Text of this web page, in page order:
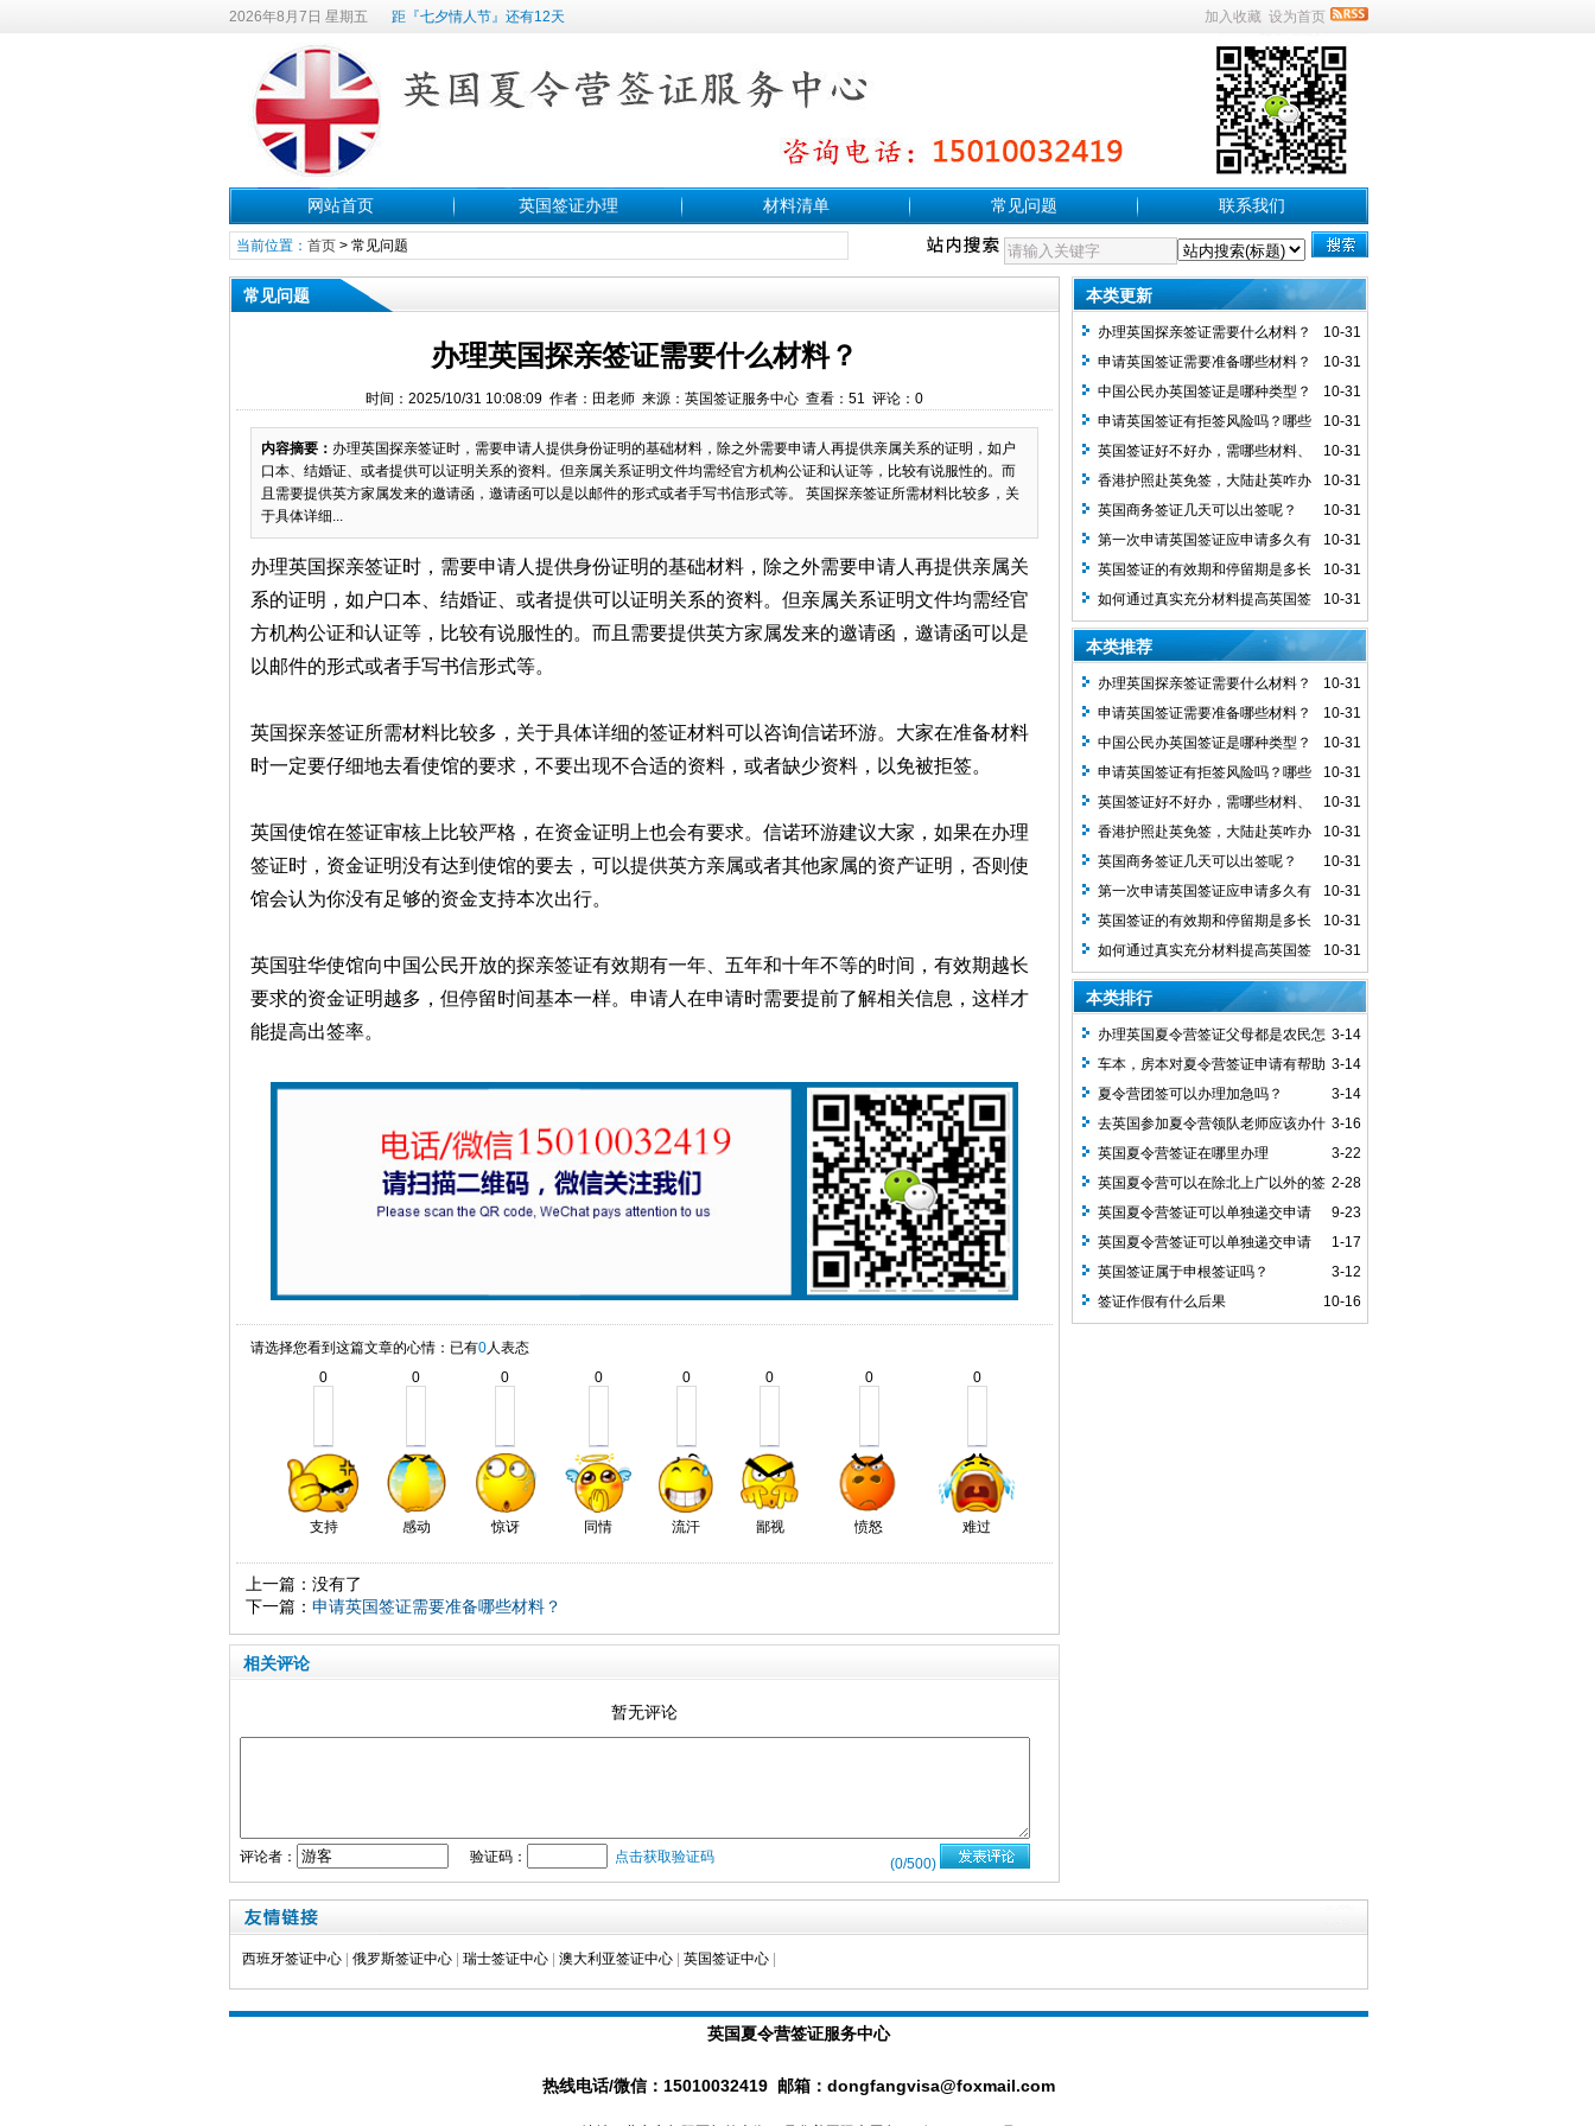
2026年8月7日 星期五 距『七夕情人节』还有12天 加入收藏 设为首页
网站首页 英国签证办理 材料清单 常见问题 联系我们
当前位置： 首页> 常见问题
常见问题
办理英国探亲签证需要什么材料？
时间：2025/10/31 10:08:09 作者：田老师 来源：英国签证服务中心 查看：51 评论：0
内容摘要： 办理英国探亲签证时，需要申请人提供身份证明的基础材料，除之外需要申请人再提供亲属关系的证明，如户
口本、结婚证、或者提供可以证明关系的资料。但亲属关系证明文件均需经官方机构公证和认证等，比较有说服性的。而
且需要提供英方家属发来的邀请函，邀请函可以是以邮件的形式或者手写书信形式等。 英国探亲签证所需材料比较多，关
于具体详细...
办理英国探亲签证时，需要申请人提供身份证明的基础材料，除之外需要申请人再提供亲属关
系的证明，如户口本、结婚证、或者提供可以证明关系的资料。但亲属关系证明文件均需经官
方机构公证和认证等，比较有说服性的。而且需要提供英方家属发来的邀请函，邀请函可以是
以邮件的形式或者手写书信形式等。
英国探亲签证所需材料比较多，关于具体详细的签证材料可以咨询信诺环游。大家在准备材料
时一定要仔细地去看使馆的要求，不要出现不合适的资料，或者缺少资料，以免被拒签。
英国使馆在签证审核上比较严格，在资金证明上也会有要求。 信诺环游建议大家，如果在办理
签证时，资金证明没有达到使馆的要去，可以提供英方亲属或者其他家属的资产证明，否则使
馆会认为你没有足够的资金支持本次出行。
英国驻华使馆向中国公民开放的探亲签证有效期有一年、五年和十年不等的时间，有效期越长
要求的资金证明越多，但停留时间基本一样。申请人在申请时需要提前了解相关信息，这样才
能提高出签率。
请选择您看到这篇文章的心情：已有0人表态
0
支持
0
感动
0
惊讶
0
同情
0
流汗
0
鄙视
0
愤怒
0
难过
上一篇：没有了
下一篇： 申请英国签证需要准备哪些材料？
相关评论
暂无评论
(0/500)
评论者： 验证码： 点击获取验证码
本类更新
10-31
办理英国探亲签证需要什么材料？
10-31
申请英国签证需要准备哪些材料？
10-31
中国公民办英国签证是哪种类型？
能否办电子签及两者有何不同？
10-31
申请英国签证有拒签风险吗？哪些
原因会拒签及如何提高出签率？
10-31
英国签证好不好办，需哪些材料、
有啥特殊要求及注意事项？
10-31
香港护照赴英免签，大陆赴英咋办
签及签证情况如何？
10-31
英国商务签证几天可以出签呢？
10-31
第一次申请英国签证应申请多久有
效期的签证？
10-31
英国签证的有效期和停留期是多长
时间呢？
10-31
如何通过真实充分材料提高英国签
证出签率？
本类推荐
10-31
办理英国探亲签证需要什么材料？
10-31
申请英国签证需要准备哪些材料？
10-31
中国公民办英国签证是哪种类型？
能否办电子签及两者有何不同？
10-31
申请英国签证有拒签风险吗？哪些
原因会拒签及如何提高出签率？
10-31
英国签证好不好办，需哪些材料、
有啥特殊要求及注意事项？
10-31
香港护照赴英免签，大陆赴英咋办
签及签证情况如何？
10-31
英国商务签证几天可以出签呢？
10-31
第一次申请英国签证应申请多久有
效期的签证？
10-31
英国签证的有效期和停留期是多长
时间呢？
10-31
如何通过真实充分材料提高英国签
证出签率？
本类排行
3-14
办理英国夏令营签证父母都是农民怎
么办？
3-14
车本，房本对夏令营签证申请有帮助
吗？
3-14
夏令营团签可以办理加急吗？
3-16
去英国参加夏令营领队老师应该办什
么签证呢？
3-22
英国夏令营签证在哪里办理
2-28
英国夏令营可以在除北上广以外的签
证中心递交申请吗？
9-23
英国夏令营签证可以单独递交申请
吗？
1-17
英国夏令营签证可以单独递交申请
吗？
3-12
英国签证属于申根签证吗？
10-16
签证作假有什么后果
西班牙签证中心 俄罗斯签证中心 瑞士签证中心 澳大利亚签证中心 英国签证中心
英国夏令营签证服务中心
热线电话/微信：15010032419 邮箱：dongfangvisa@foxmail.com